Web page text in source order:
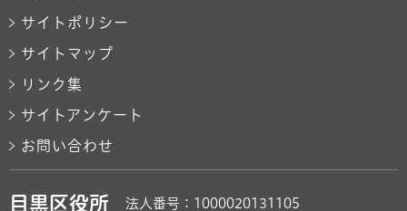
サイトポリシー
サイトマップ
リンク集
サイトアンケート
お問い合わせ
目黒区役所 法人番号：1000020131105